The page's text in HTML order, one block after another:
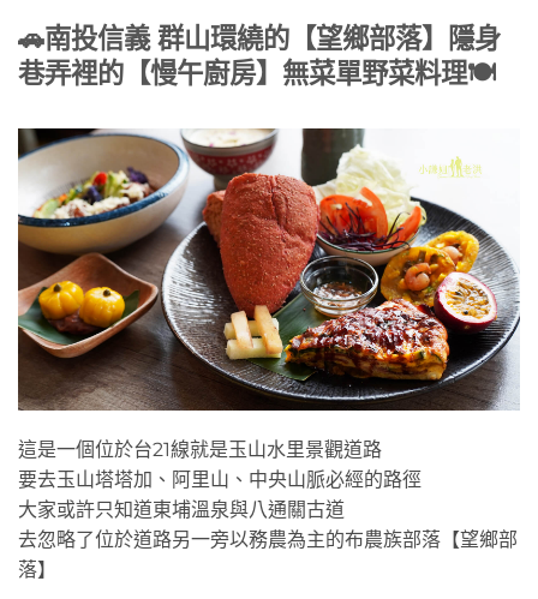
🚗南投信義 群山環繞的【望鄉部落】隱身
巷弄裡的【慢午廚房】無菜單野菜料理🍽
這是一個位於台21線就是玉山水里景觀道路
要去玉山塔塔加、阿里山、中央山脈必經的路徑
大家或許只知道東埔溫泉與八通關古道
去忽略了位於道路另一旁以務農為主的布農族部落【望鄉部
落】